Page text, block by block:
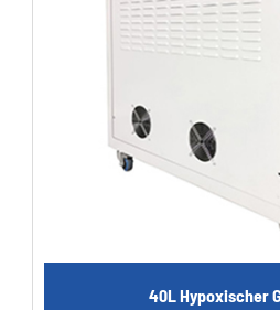
40L Hypoxischer